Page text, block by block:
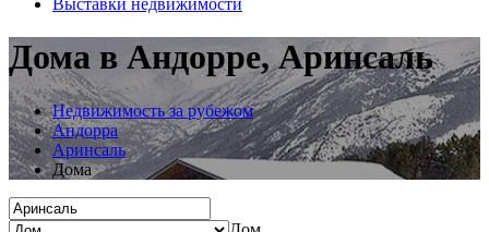
Дома в Андорре, Аринсаль
Недвижимость за рубежом
Андорра
Аринсаль
Дома